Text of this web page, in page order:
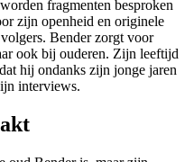
fragmenten besproken
zijn openheid en originele
Bender zorgt voor
ook bij ouderen. Zijn leeftijd
hij ondanks zijn jonge jaren
interviews.